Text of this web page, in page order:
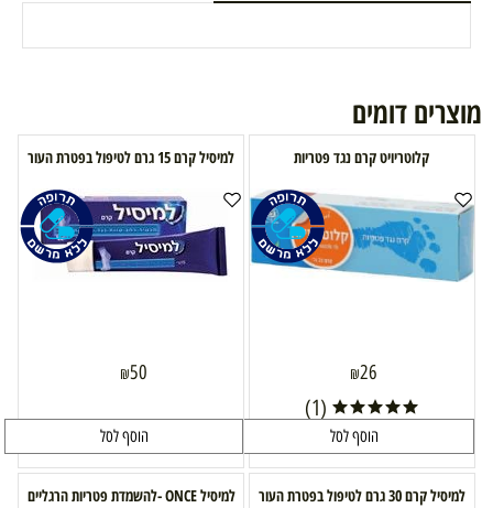
מוצרים דומים
קלוטריויט קרם נגד פטריות
₪26
(1)
הוסף לסל
למיסיל קרם 15 גרם לטיפול בפטרת העור
₪50
הוסף לסל
למיסיל קרם 30 גרם לטיפול בפטרת העור
למיסיל ONCE -להשמדת פטריות הרגליים